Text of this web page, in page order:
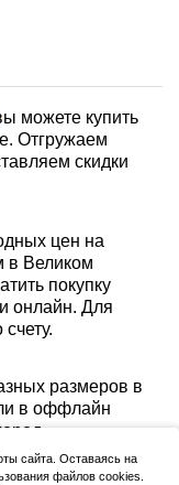
можете купить
Отгружаем
скидки
цен на
в Великом
покупку
онлайн. Для
размеров в
в оффлайн
9:00 до 17:00, в
можно
сайта. Оставаясь на
файлов cookies.